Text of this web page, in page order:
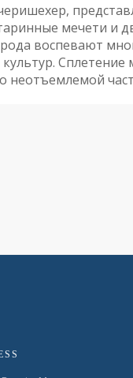
мечети и
воспевают
неотъемлемой